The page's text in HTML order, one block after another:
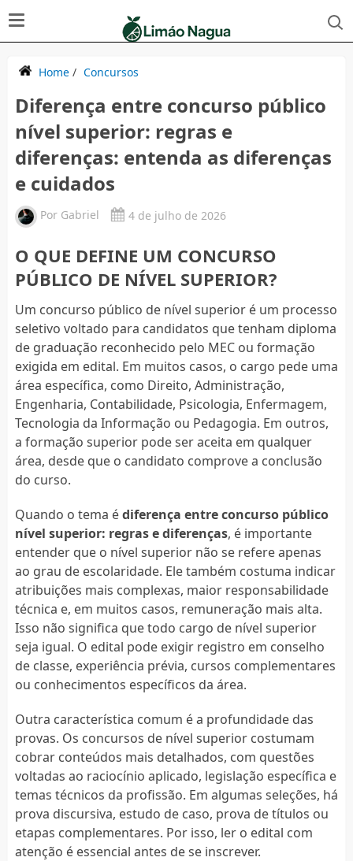
Home/ Concursos
Diferença entre concurso público
nível superior: regras e
diferenças: entenda as diferenças
e cuidados
Por Gabriel 4 de julho de 2026
O QUE DEFINE UM CONCURSO
PÚBLICO DE NÍVEL SUPERIOR?
Um concurso público de nível superior é um processo
seletivo voltado para candidatos que tenham diploma
de graduação reconhecido pelo MEC ou formação
exigida em edital. Em muitos casos, o cargo pede uma
área específica, como Direito, Administração,
Engenharia, Contabilidade, Psicologia, Enfermagem,
Tecnologia da Informação ou Pedagogia. Em outros,
a formação superior pode ser aceita em qualquer
área, desde que o candidato comprove a conclusão
do curso.
Quando o tema édiferença entre concurso público
nível superior: regras e diferenças, é importante
entender que o nível superior não se refere apenas
ao grau de escolaridade. Ele também costuma indicar
atribuições mais complexas, maior responsabilidade
técnica e, em muitos casos, remuneração mais alta.
Isso não significa que todo cargo de nível superior
seja igual. O edital pode exigir registro em conselho
de classe, experiência prévia, cursos complementares
ou conhecimentos específicos da área.
Outra característica comum é a profundidade das
provas. Os concursos de nível superior costumam
cobrar conteúdos mais detalhados, com questões
voltadas ao raciocínio aplicado, legislação específica e
temas técnicos da profissão. Em algumas seleções, há
prova discursiva, estudo de caso, prova de títulos ou
etapas complementares. Por isso, ler o edital com
atenção é essencial antes de se inscrever.